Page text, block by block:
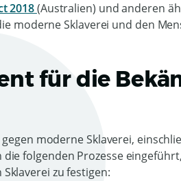
2018(Australien) und anderen
moderne Sklaverei und den
für die
moderne Sklaverei,
folgenden Prozesse
zu festigen: